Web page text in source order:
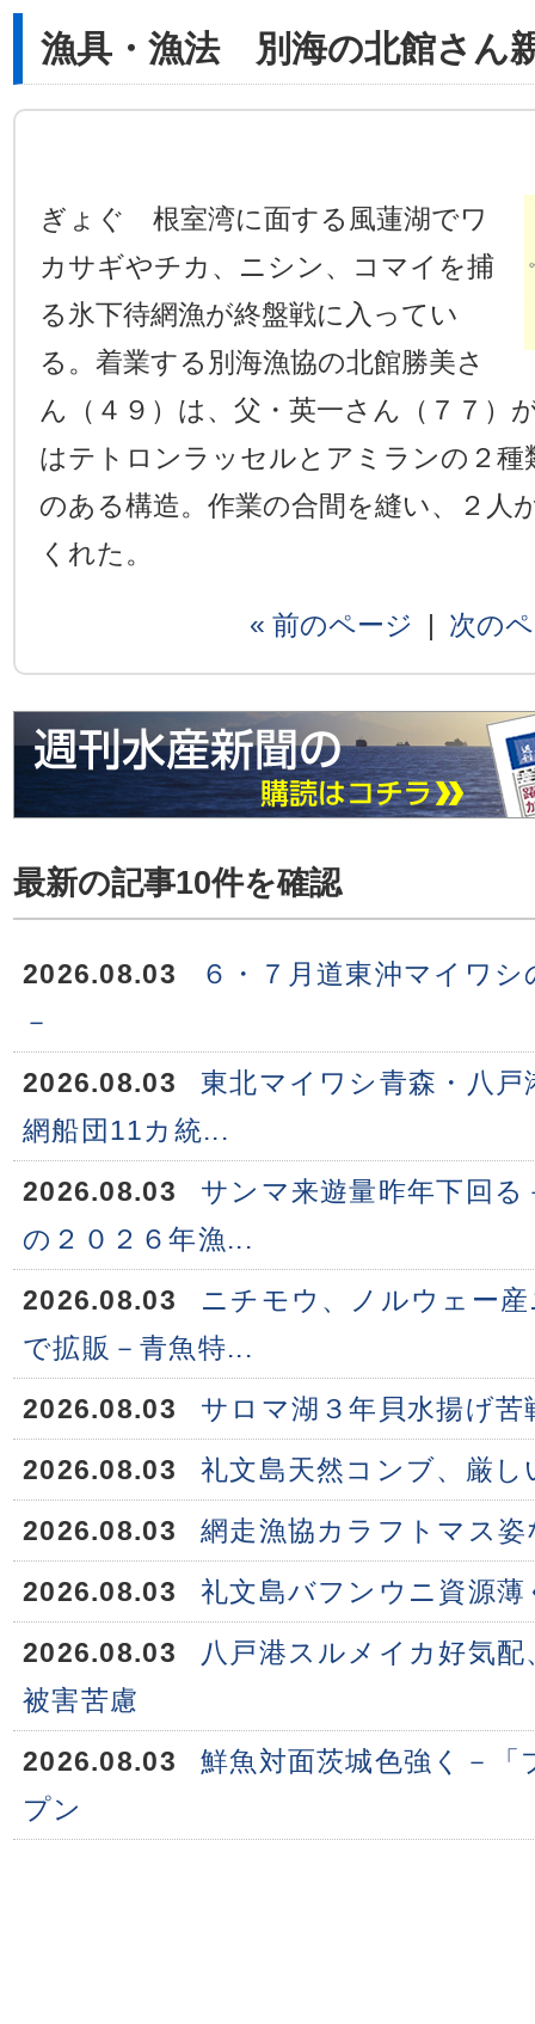
漁具・漁法 別海の北館さん
ぎょぐ 根室湾に面する風蓮湖でワ
カサギやチカ、ニシン、コマイを捕
る氷下待網漁が終盤戦に入ってい
る。着業する別海漁協の北館勝美さ
ん（４９）は、父・英一さん（７７）
はテトロンラッセルとアミランの２種
のある構造。作業の合間を縫い、２人
くれた。
« 前のページ | 次の
最新の記事10件を確認
2026.08.03
６・７月道東沖マイワ
－
2026.08.03
東北マイワシ青森・八
網船団11カ統...
2026.08.03
サンマ来遊量昨年下回
の２０２６年漁...
2026.08.03
ニチモウ、ノルウェー
で拡販－青魚特...
2026.08.03
サロマ湖３年貝水揚げ苦
2026.08.03
礼文島天然コンブ、厳し
2026.08.03
網走漁協カラフトマス
2026.08.03
礼文島バフンウニ資源薄
2026.08.03
八戸港スルメイカ好気
被害苦慮
2026.08.03
鮮魚対面茨城色強く－
プン